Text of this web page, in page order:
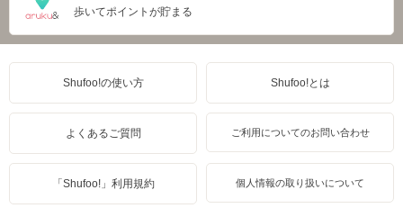
歩いてポイントが貯まる
Shufoo!の使い方 Shufoo!とは
よくあるご質問 ご利用についてのお問い合わせ
「Shufoo!」利用規約 個人情報の取り扱いについて